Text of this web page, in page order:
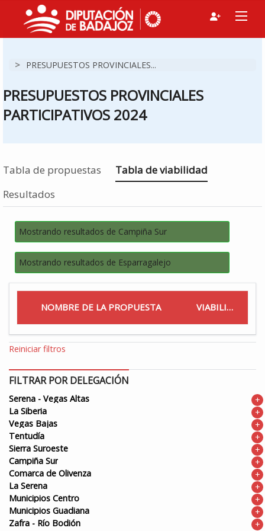
> PRESUPUESTOS PROVINCIALES...
PRESUPUESTOS PROVINCIALES
PARTICIPATIVOS 2024
Tabla de propuestas Estás en
Tabla de viabilidad
Resultados
Mostrando resultados de Campiña Sur
Mostrando resultados de Esparragalejo
NOMBRE DE LA PROPUESTA VIABILIDAD
Reiniciar filtros
FILTRAR POR DELEGACIÓN